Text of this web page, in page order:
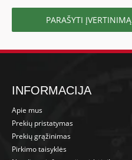
PARAŠYTI ĮVERTINIMĄ
INFORMACIJA
Apie mus
Prekių pristatymas
Prekių grąžinimas
Pirkimo taisyklės